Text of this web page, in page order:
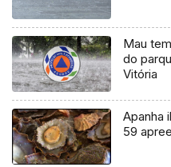
Mau
do
Vitória
Apanha
59